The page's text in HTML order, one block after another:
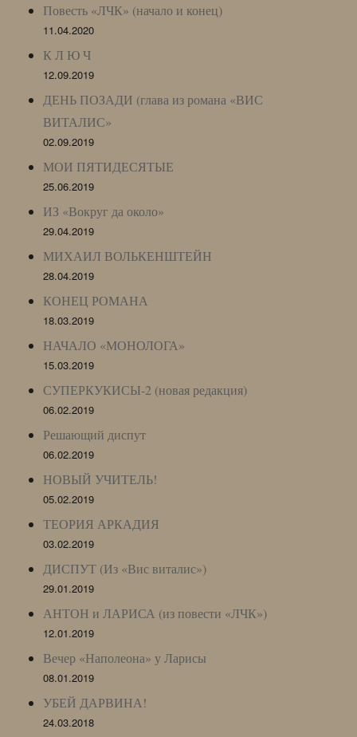
Повесть «ЛЧК» (начало и конец)
11.04.2020
К Л Ю Ч
12.09.2019
ДЕНЬ ПОЗАДИ (глава из романа «ВИС
ВИТАЛИС»
02.09.2019
МОИ ПЯТИДЕСЯТЫЕ
25.06.2019
ИЗ «Вокруг да около»
29.04.2019
МИХАИЛ ВОЛЬКЕНШТЕЙН
28.04.2019
КОНЕЦ РОМАНА
18.03.2019
НАЧАЛО «МОНОЛОГА»
15.03.2019
СУПЕРКУКИСЫ-2 (новая редакция)
06.02.2019
Решающий диспут
06.02.2019
НОВЫЙ УЧИТЕЛЬ!
05.02.2019
ТЕОРИЯ АРКАДИЯ
03.02.2019
ДИСПУТ (Из «Вис виталис»)
29.01.2019
АНТОН и ЛАРИСА (из повести «ЛЧК»)
12.01.2019
Вечер «Наполеона» у Ларисы
08.01.2019
УБЕЙ ДАРВИНА!
24.03.2018